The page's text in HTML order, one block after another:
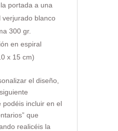
portada a una
verjurado blanco
300 gr.
en espiral
x 15 cm)
el diseño,
podéis incluir en el
que
realicéis la